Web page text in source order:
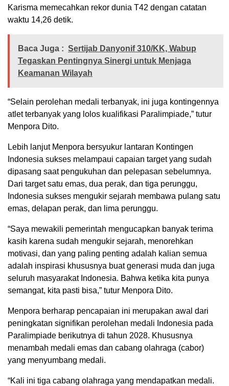
Karisma memecahkan rekor dunia T42 dengan catatan
waktu 14,26 detik.
Baca Juga : Sertijab Danyonif 310/KK, Wabup
Tegaskan Pentingnya Sinergi untuk Menjaga
Keamanan Wilayah
“Selain perolehan medali terbanyak, ini juga kontingennya
atlet terbanyak yang lolos kualifikasi Paralimpiade,” tutur
Menpora Dito.
Lebih lanjut Menpora bersyukur lantaran Kontingen
Indonesia sukses melampaui capaian target yang sudah
dipasang saat pengukuhan dan pelepasan sebelumnya.
Dari target satu emas, dua perak, dan tiga perunggu,
Indonesia sukses mengukir sejarah membawa pulang satu
emas, delapan perak, dan lima perunggu.
“Saya mewakili pemerintah mengucapkan banyak terima
kasih karena sudah mengukir sejarah, menorehkan
motivasi, dan yang paling penting adalah kalian semua
adalah inspirasi khususnya buat generasi muda dan juga
seluruh masyarakat Indonesia. Bahwa ketika kita punya
semangat, kita pasti bisa,” tutur Menpora Dito.
Menpora berharap pencapaian ini merupakan awal dari
peningkatan signifikan perolehan medali Indonesia pada
Paralimpiade berikutnya di tahun 2028. Khususnya
menambah medali emas dan cabang olahraga (cabor)
yang menyumbang medali.
“Kali ini tiga cabang olahraga yang mendapatkan medali.